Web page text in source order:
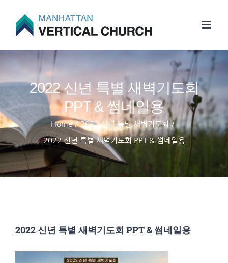
2022 신년 특별 새벽기도회
PPT & 썸네일용
Home / 2022 신년 특별 새벽기도회 /
2022 신년 특별 새벽기도회 PPT & 썸네일용
2022 신년 특별 새벽기도회 PPT & 썸네일용